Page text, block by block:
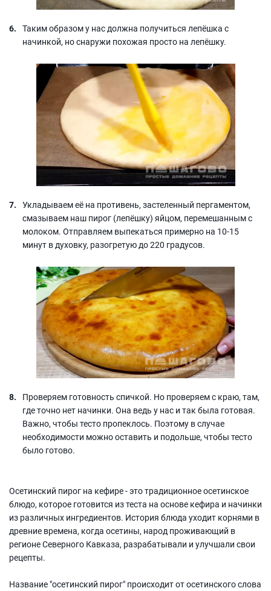
Таким образом у нас должна получиться лепёшка с
начинкой, но снаружи похожая просто на лепёшку.
Укладываем её на противень, застеленный пергаментом,
смазываем наш пирог (лепёшку) яйцом, перемешанным с
молоком. Отправляем выпекаться примерно на 10-15
минут в духовку, разогретую до 220 градусов.
Проверяем готовность спичкой. Но проверяем с краю, там,
где точно нет начинки. Она ведь у нас и так была готовая.
Важно, чтобы тесто пропеклось. Поэтому в случае
необходимости можно оставить и подольше, чтобы тесто
было готово.
Осетинский пирог на кефире - это традиционное осетинское
блюдо, которое готовится из теста на основе кефира и начинки
из различных ингредиентов. История блюда уходит корнями в
древние времена, когда осетины, народ проживающий в
регионе Северного Кавказа, разрабатывали и улучшали свои
рецепты.
Название "осетинский пирог" происходит от осетинского слова